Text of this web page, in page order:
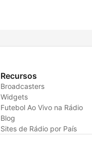
Recursos
Broadcasters
Widgets
Futebol Ao Vivo na Rádio
Blog
Sites de Rádio por País